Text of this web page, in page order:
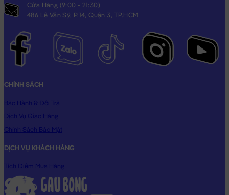
Cửa Hàng (9:00 - 21:30)
486 Lê Văn Sỹ, P.14, Quận 3, TP.HCM
CHÍNH SÁCH
Bảo Hành & Đổi Trả
Dịch Vụ Giao Hàng
Chính Sách Bảo Mật
DỊCH VỤ KHÁCH HÀNG
Tích Điểm Mua Hàng